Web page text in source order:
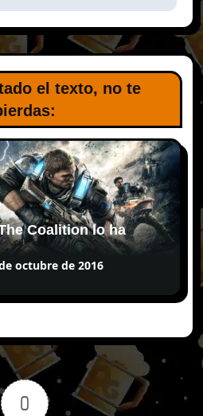
el texto, no te
Coalition lo ha
octubre de 2016
0